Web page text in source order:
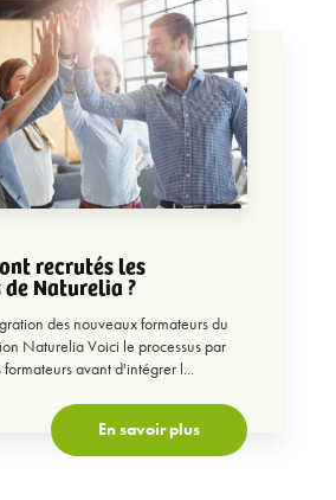
recrutés les
Naturelia ?
des nouveaux formateurs du
Naturelia Voici le processus par
formateurs avant d'intégrer l...
En savoir plus